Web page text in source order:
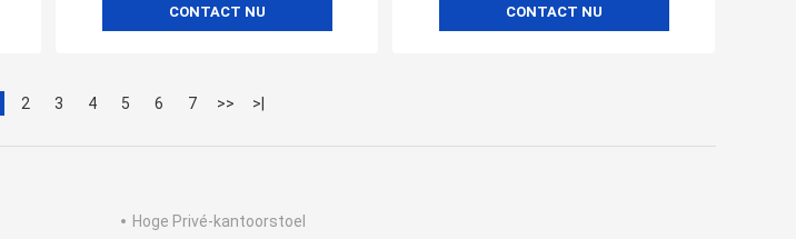
CONTACT NU CONTACT NU
2 3 4 5 6 7 >> >|
Hoge Privé-kantoorstoel